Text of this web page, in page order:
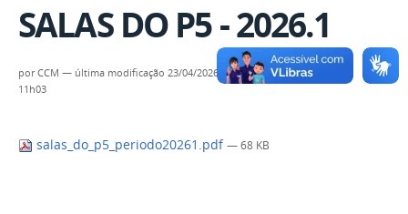
SALAS DO P5 - 2026.1
porCCM — última modificação 23/04/2026
11h03
salas_do_p5_periodo20261.pdf — 68 KB